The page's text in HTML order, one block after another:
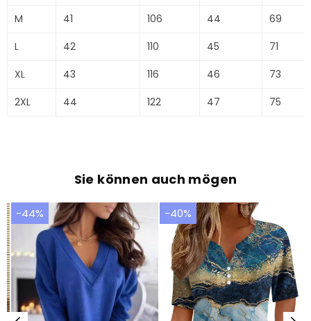
M
41 106 44
69
L
42 110 45
71
XL
43 116 46
73
2XL
44 122 47 75
Sie können auch mögen
-44% -40%